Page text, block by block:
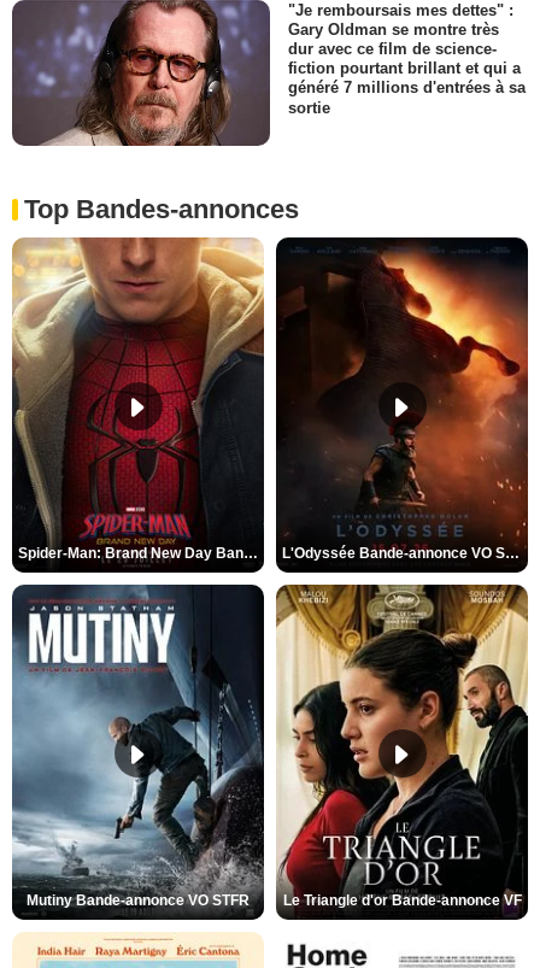
"Je remboursais mes dettes" :
Gary Oldman se montre très
dur avec ce film de science-
fiction pourtant brillant et qui a
généré 7 millions d'entrées à sa
sortie
Top Bandes-annonces
Spider-Man: Brand New Day Bande-annonce VO STFR L'Odyssée Bande-annonce VO STFR
Mutiny Bande-annonce VO STFR Le Triangle d'or Bande-annonce VF